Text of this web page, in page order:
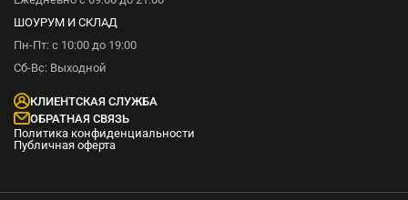
ШОУРУМ И СКЛАД
Пн-Пт: с 10:00 до 19:00
Сб-Вс: Выходной
КЛИЕНТСКАЯ СЛУЖБА
ОБРАТНАЯ СВЯЗЬ
Политика конфиденциальности
Публичная оферта